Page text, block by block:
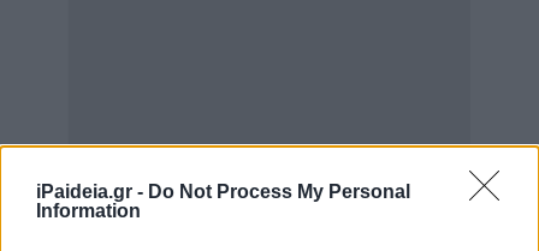
iPaideia.gr - Do Not Process My Personal
Information